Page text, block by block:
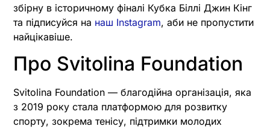
збірну в історичному фіналі Кубка Біллі Джин Кінг
та підписуйся на наш Instagram, аби не пропустити
найцікавіше.
Про Svitolina Foundation
Svitolina Foundation — благодійна організація, яка
з 2019 року стала платформою для розвитку
спорту, зокрема тенісу, підтримки молодих